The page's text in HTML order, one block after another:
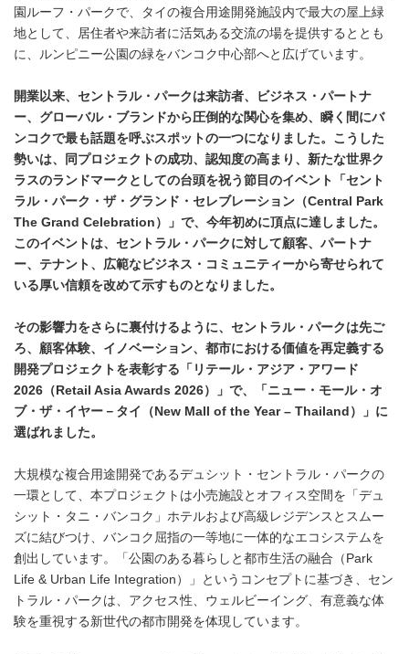
園ルーフ・パークで、タイの複合用途開発施設内で最大の屋上緑
地として、居住者や来訪者に活気ある交流の場を提供するととも
に、ルンピニー公園の緑をバンコク中心部へと広げています。
開業以来、セントラル・パークは来訪者、ビジネス・パートナ
ー、グローバル・ブランドから圧倒的な関心を集め、瞬く間にバ
ンコクで最も話題を呼ぶスポットの一つになりました。こうした
勢いは、同プロジェクトの成功、認知度の高まり、新たな世界ク
ラスのランドマークとしての台頭を祝う節目のイベント「セント
ラル・パーク・ザ・グランド・セレブレーション（Central Park
The Grand Celebration）」で、今年初めに頂点に達しました。
このイベントは、セントラル・パークに対して顧客、パートナ
ー、テナント、広範なビジネス・コミュニティーから寄せられて
いる厚い信頼を改めて示すものとなりました。
その影響力をさらに裏付けるように、セントラル・パークは先ご
ろ、顧客体験、イノベーション、都市における価値を再定義する
開発プロジェクトを表彰する「リテール・アジア・アワード
2026（Retail Asia Awards 2026）」で、「ニュー・モール・オ
ブ・ザ・イヤー－タイ（New Mall of the Year – Thailand）」に
選ばれました。
大規模な複合用途開発であるデュシット・セントラル・パークの
一環として、本プロジェクトは小売施設とオフィス空間を「デュ
シット・タニ・バンコク」ホテルおよび高級レジデンスとスムー
ズに結びつけ、バンコク屈指の一等地に一体的なエコシステムを
創出しています。「公園のある暮らしと都市生活の融合（Park
Life & Urban Life Integration）」というコンセプトに基づき、セン
トラル・パークは、アクセス性、ウェルビーイング、有意義な体
験を重視する新世代の都市開発を体現しています。